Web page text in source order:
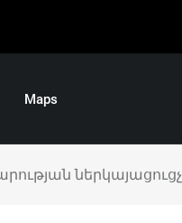
Maps